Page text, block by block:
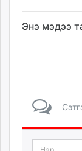
Энэ мэдээ